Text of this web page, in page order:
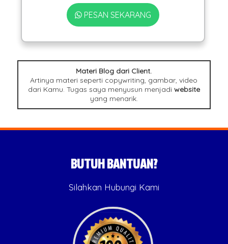
PESAN SEKARANG
Materi Blog dari Client.
Artinya materi seperti copywriting, gambar, video
dari Kamu. Tugas saya menyusun menjadi website
yang menarik.
BUTUH BANTUAN?
Silahkan Hubungi Kami